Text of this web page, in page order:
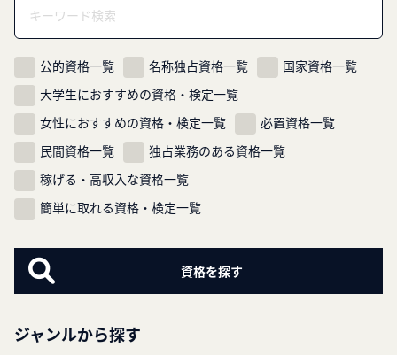
公的資格一覧 名称独占資格一覧
国家資格一覧
大学生におすすめの資格・検定一覧
女性におすすめの資格・検定一覧
必置資格一覧
民間資格一覧
独占業務のある資格一覧
稼げる・高収入な資格一覧
簡単に取れる資格・検定一覧
ジャンルから探す